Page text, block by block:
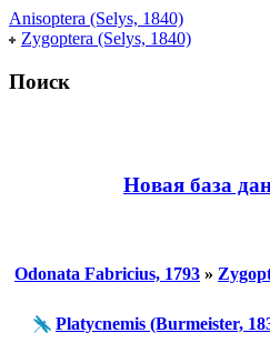
Anisoptera (Selys, 1840)
Zygoptera (Selys, 1840)
Поиск
Новая база
Odonata Fabricius, 1793 »
Platycnemis (Burmeister,